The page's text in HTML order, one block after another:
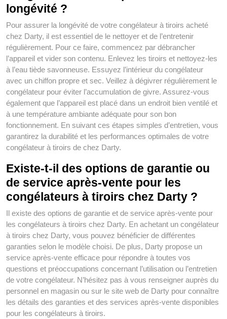
longévité ?
Pour assurer la longévité de votre congélateur à tiroirs acheté
chez Darty, il est essentiel de le nettoyer et de l’entretenir
régulièrement. Pour ce faire, commencez par débrancher
l’appareil et vider son contenu. Enlevez les tiroirs et nettoyez-les
à l’eau tiède savonneuse. Essuyez l’intérieur du congélateur
avec un chiffon propre et sec. Veillez à dégivrer régulièrement le
congélateur pour éviter l’accumulation de givre. Assurez-vous
également que l’appareil est placé dans un endroit bien ventilé et
à une température ambiante adéquate pour son bon
fonctionnement. En suivant ces étapes simples d’entretien, vous
garantirez la durabilité et les performances optimales de votre
congélateur à tiroirs de chez Darty.
Existe-t-il des options de garantie ou
de service après-vente pour les
congélateurs à tiroirs chez Darty ?
Il existe des options de garantie et de service après-vente pour
les congélateurs à tiroirs chez Darty. En achetant un congélateur
à tiroirs chez Darty, vous pouvez bénéficier de différentes
garanties selon le modèle choisi. De plus, Darty propose un
service après-vente efficace pour répondre à toutes vos
questions et préoccupations concernant l’utilisation ou l’entretien
de votre congélateur. N’hésitez pas à vous renseigner auprès du
personnel en magasin ou sur le site web de Darty pour connaître
les détails des garanties et des services après-vente disponibles
pour les congélateurs à tiroirs.